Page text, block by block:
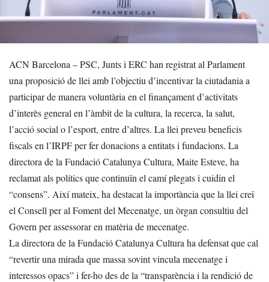
ACN Barcelona – PSC, Junts i ERC han registrat al Parlament
una proposició de llei amb l’objectiu d’incentivar la ciutadania a
participar de manera voluntària en el finançament d’activitats
d’interès general en l’àmbit de la cultura, la recerca, la salut,
l’acció social o l’esport, entre d’altres. La llei preveu beneficis
fiscals en l’IRPF per fer donacions a entitats i fundacions. La
directora de la Fundació Catalunya Cultura, Maite Esteve, ha
reclamat als polítics que continuïn el camí plegats i cuidin el
“consens”. Així mateix, ha destacat la importància que la llei creï
el Consell per al Foment del Mecenatge, un òrgan consultiu del
Govern per assessorar en matèria de mecenatge.
La directora de la Fundació Catalunya Cultura ha defensat que cal
“revertir una mirada que massa sovint vincula mecenatge i
interessos opacs” i fer-ho des de la “transparència i la rendició de